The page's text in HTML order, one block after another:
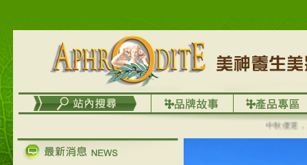
中秋優選，大
在外租屋者、居住處無管
理員、不方便在工作地點
取件者，歡迎多多使用
【郵局i郵箱】的服務喔～
【i郵箱】設立的地點，請
進入內頁連結～
Line@aphrodite2020 24小
時線上服務不打烊！